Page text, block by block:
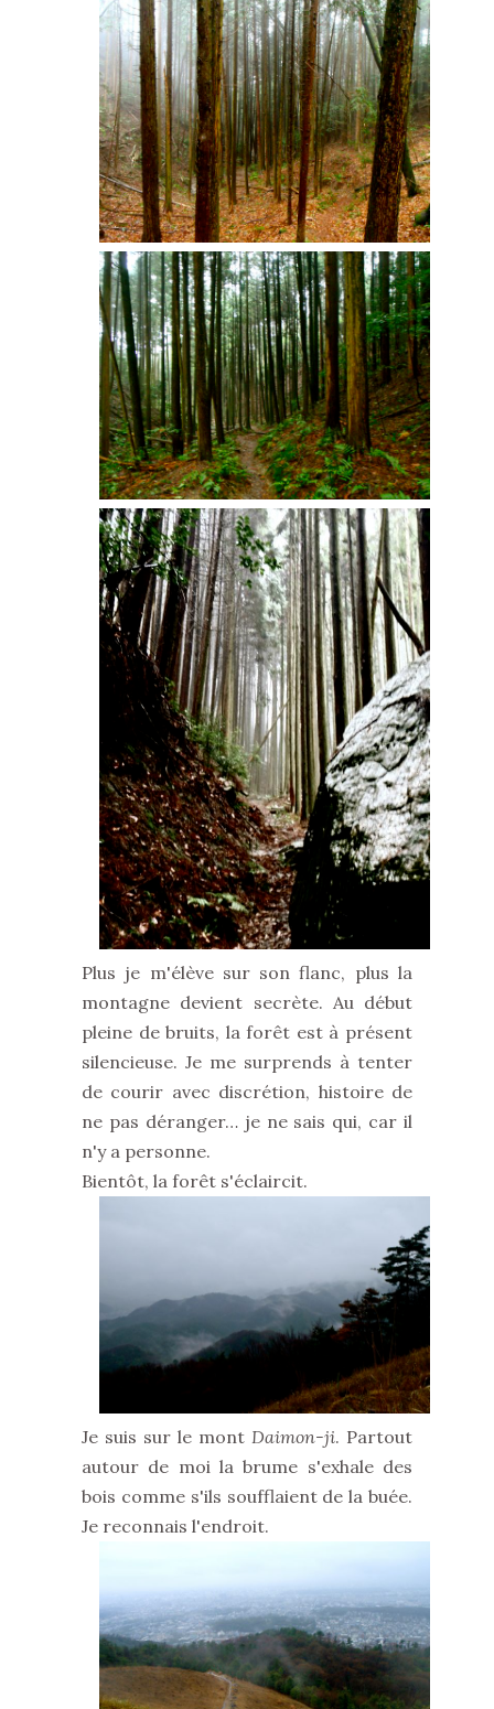
Plus je m'élève sur son flanc, plus la
montagne devient secrète. Au début
pleine de bruits, la forêt est à présent
silencieuse. Je me surprends à tenter
de courir avec discrétion, histoire de
ne pas déranger… je ne sais qui, car il
n'y a personne.
Bientôt, la forêt s'éclaircit.
Je suis sur le mont Daimon-ji. Partout
autour de moi la brume s'exhale des
bois comme s'ils soufflaient de la buée.
Je reconnais l'endroit.